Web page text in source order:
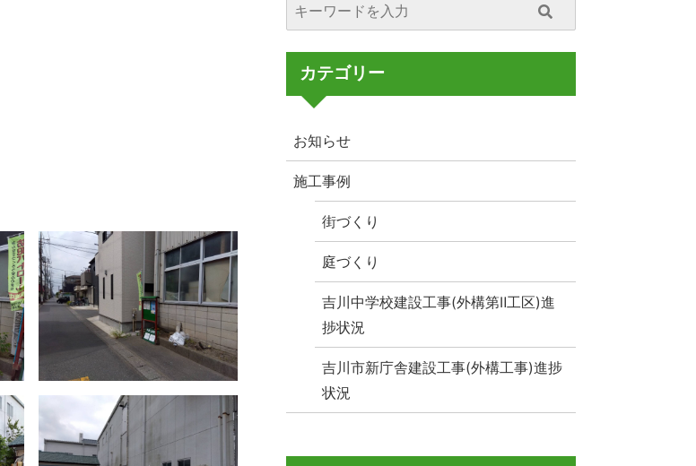
カテゴリー
お知らせ
施工事例
街づくり
庭づくり
吉川中学校建設工事(外構第Ⅱ工区)進
捗状況
吉川市新庁舎建設工事(外構工事)進捗
状況